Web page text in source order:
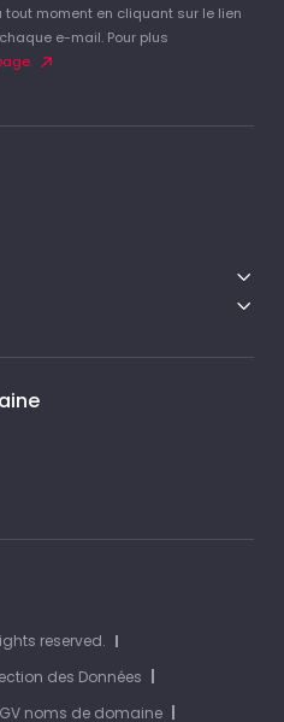
moment en cliquant sur le lien
e-mail. Pour plus
reserved.
des Données
noms de domaine